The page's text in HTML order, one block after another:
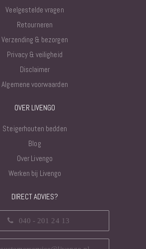
Veelgestelde vragen
Retourneren
Verzending & bezorgen
Privacy & veiligheid
Disclaimer
Algemene voorwaarden
OVER LIVENGO
Steigerhouten bedden
Blog
Over Livengo
Werken bij Livengo
DIRECT ADVIES?
040 - 201 24 13